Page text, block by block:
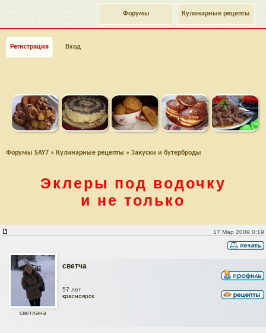
Кулинарные рецепты
Форумы
Регистрация Вход
Форумы SAY7 » Кулинарные рецепты » Закуски и бутерброды
Эклеры под водочку
и не только
17 Мар 2009 0:19
светча
светлана
57 лет
красноярск